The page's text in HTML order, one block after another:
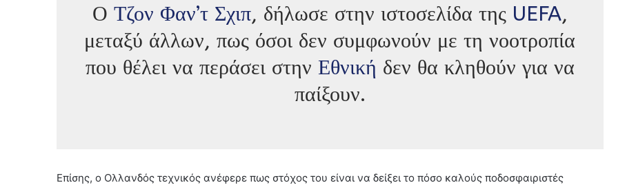
Ο Τζον Φαν’τ Σχιπ, δήλωσε στην ιστοσελίδα της UEFA,
μεταξύ άλλων, πως όσοι δεν συμφωνούν με τη νοοτροπία
που θέλει να περάσει στην Εθνική δεν θα κληθούν για να
παίξουν.
Επίσης, ο Ολλανδός τεχνικός ανέφερε πως στόχος του είναι να δείξει το πόσο καλούς ποδοσφαιριστές